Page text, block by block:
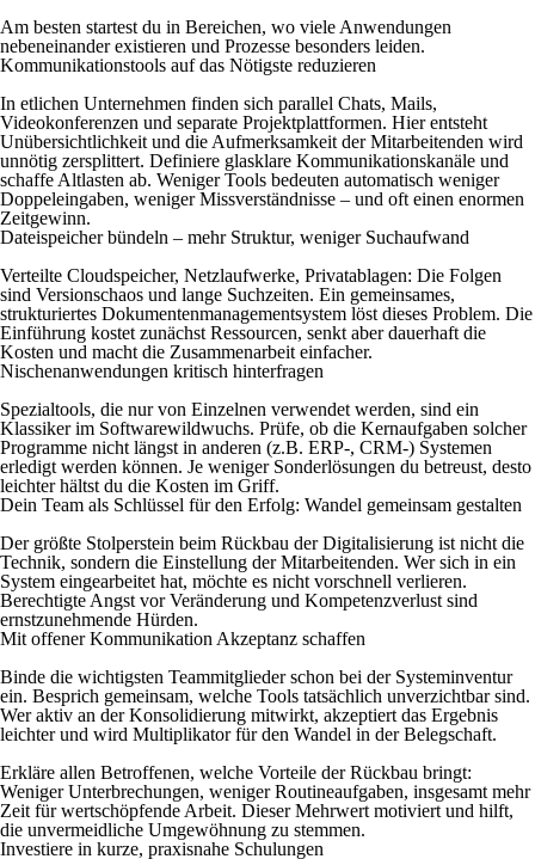
Am besten startest du in Bereichen, wo viele Anwendungen
nebeneinander existieren und Prozesse besonders leiden.
Kommunikationstools auf das Nötigste reduzieren
In etlichen Unternehmen finden sich parallel Chats, Mails,
Videokonferenzen und separate Projektplattformen. Hier entsteht
Unübersichtlichkeit und die Aufmerksamkeit der Mitarbeitenden wird
unnötig zersplittert. Definiere glasklare Kommunikationskanäle und
schaffe Altlasten ab. Weniger Tools bedeuten automatisch weniger
Doppeleingaben, weniger Missverständnisse – und oft einen enormen
Zeitgewinn.
Dateispeicher bündeln – mehr Struktur, weniger Suchaufwand
Verteilte Cloudspeicher, Netzlaufwerke, Privatablagen: Die Folgen
sind Versionschaos und lange Suchzeiten. Ein gemeinsames,
strukturiertes Dokumentenmanagementsystem löst dieses Problem. Die
Einführung kostet zunächst Ressourcen, senkt aber dauerhaft die
Kosten und macht die Zusammenarbeit einfacher.
Nischenanwendungen kritisch hinterfragen
Spezialtools, die nur von Einzelnen verwendet werden, sind ein
Klassiker im Softwarewildwuchs. Prüfe, ob die Kernaufgaben solcher
Programme nicht längst in anderen (z.B. ERP-, CRM-) Systemen
erledigt werden können. Je weniger Sonderlösungen du betreust, desto
leichter hältst du die Kosten im Griff.
Dein Team als Schlüssel für den Erfolg: Wandel gemeinsam gestalten
Der größte Stolperstein beim Rückbau der Digitalisierung ist nicht die
Technik, sondern die Einstellung der Mitarbeitenden. Wer sich in ein
System eingearbeitet hat, möchte es nicht vorschnell verlieren.
Berechtigte Angst vor Veränderung und Kompetenzverlust sind
ernstzunehmende Hürden.
Mit offener Kommunikation Akzeptanz schaffen
Binde die wichtigsten Teammitglieder schon bei der Systeminventur
ein. Besprich gemeinsam, welche Tools tatsächlich unverzichtbar sind.
Wer aktiv an der Konsolidierung mitwirkt, akzeptiert das Ergebnis
leichter und wird Multiplikator für den Wandel in der Belegschaft.
Erkläre allen Betroffenen, welche Vorteile der Rückbau bringt:
Weniger Unterbrechungen, weniger Routineaufgaben, insgesamt mehr
Zeit für wertschöpfende Arbeit. Dieser Mehrwert motiviert und hilft,
die unvermeidliche Umgewöhnung zu stemmen.
Investiere in kurze, praxisnahe Schulungen